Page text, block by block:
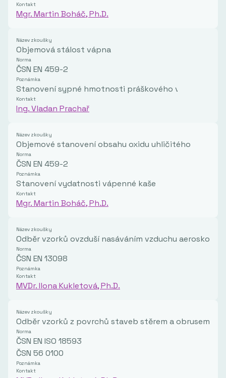
Kontakt
Mgr. Martin Boháč, Ph.D.
Název zkoušky
Objemová stálost vápna
Norma
ČSN EN 459-2
Poznámka
Stanovení sypné hmotnosti práškového vápna
Kontakt
Ing. Vladan Prachař
Název zkoušky
Objemové stanovení obsahu oxidu uhličitého
Norma
ČSN EN 459-2
Poznámka
Stanovení vydatnosti vápenné kaše
Kontakt
Mgr. Martin Boháč, Ph.D.
Název zkoušky
Odběr vzorků ovzduší nasáváním vzduchu
Norma
ČSN EN 13098
Poznámka
Kontakt
MVDr. Ilona Kukletová, Ph.D.
Název zkoušky
Odběr vzorků z povrchů staveb stěrem a obrusem
Norma
ČSN EN ISO 18593
ČSN 56 0100
Poznámka
Kontakt